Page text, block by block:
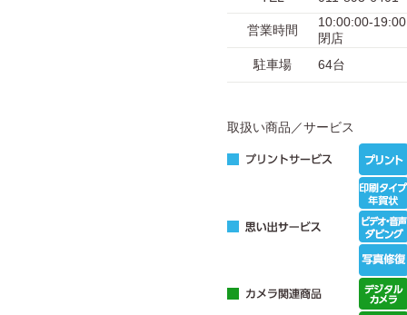
営業時間
10:00:00-
閉店
駐車場
64台
取扱い商品／サービス